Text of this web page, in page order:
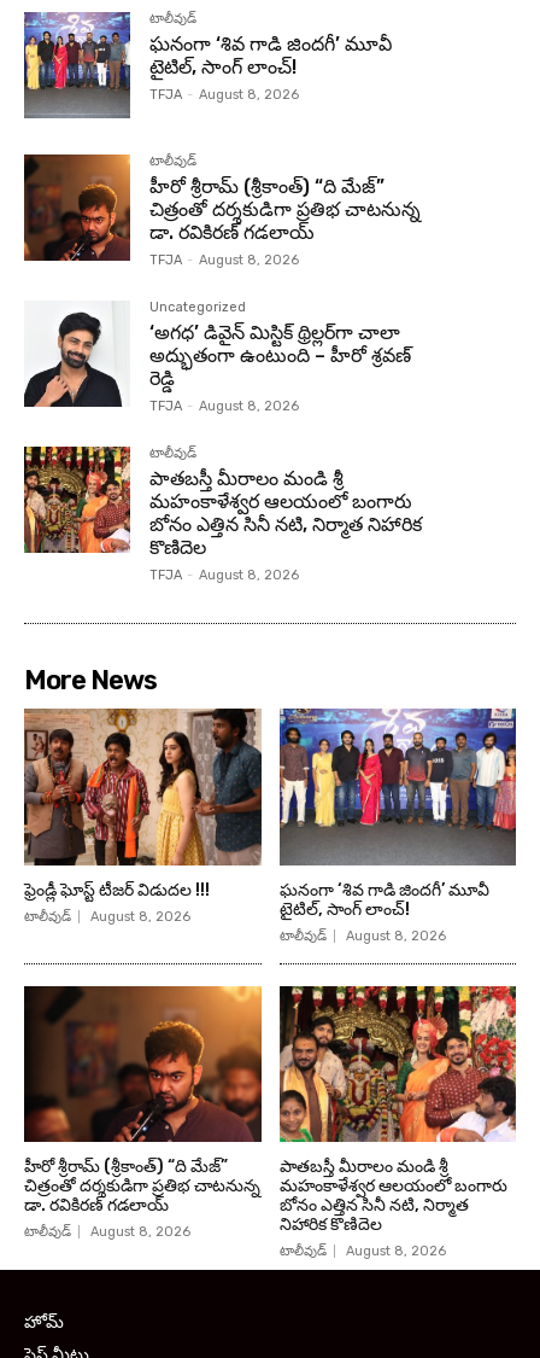
టాలీవుడ్
ఘనంగా ‘శివ గాడి జింద‌గీ’ మూవీ
టైటిల్, సాంగ్ లాంచ్!
TFJA - August 8, 2026
టాలీవుడ్
హీరో శ్రీరామ్ (శ్రీకాంత్) “ది మేజ్”
చిత్రంతో దర్శకుడిగా ప్రతిభ చాటనున్న
డా. రవికిరణ్ గడలాయ్
TFJA - August 8, 2026
Uncategorized
‘అగధ’ డివైన్ మిస్టిక్ థ్రిల్లర్‌గా చాలా
అద్భుతంగా ఉంటుంది – హీరో శ్రవణ్
రెడ్డి
TFJA - August 8, 2026
టాలీవుడ్
పాతబస్తీ మీరాలం మండి శ్రీ
మహంకాళేశ్వర ఆలయంలో బంగారు
బోనం ఎత్తిన సినీ నటి, నిర్మాత నిహారిక
కొణిదెల
TFJA - August 8, 2026
More News
ఫ్రెండ్లీ ఘోస్ట్ టీజర్ విడుదల !!!
టాలీవుడ్ August 8, 2026
ఘనంగా ‘శివ గాడి జింద‌గీ’ మూవీ
టైటిల్, సాంగ్ లాంచ్!
టాలీవుడ్ August 8, 2026
హీరో శ్రీరామ్ (శ్రీకాంత్) “ది మేజ్”
చిత్రంతో దర్శకుడిగా ప్రతిభ చాటనున్న
డా. రవికిరణ్ గడలాయ్
టాలీవుడ్ August 8, 2026
పాతబస్తీ మీరాలం మండి శ్రీ
మహంకాళేశ్వర ఆలయంలో బంగారు
బోనం ఎత్తిన సినీ నటి, నిర్మాత
నిహారిక కొణిదెల
టాలీవుడ్ August 8, 2026
హోమ్